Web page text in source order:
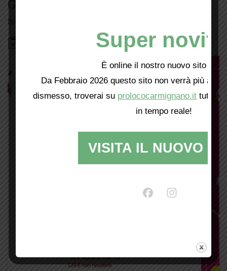
Giorno per giorno a Carmignano
Scopri tutti gli eventi
Super
È online il nostro nuovo sito web!
Da Febbraio 2026 questo sito non verrà più
dismesso, troverai su prolococarmignano.it tutti i
in tempo reale!
VISITA IL NUOVO